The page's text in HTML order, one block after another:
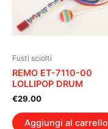
Fusti sciolti
REMO ET-7110-00
LOLLIPOP DRUM
€29.00
Aggiungi al carrello